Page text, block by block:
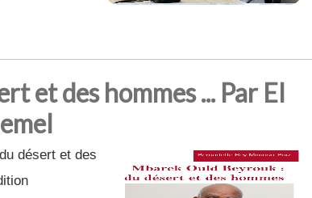
et des hommes ... Par El
désert et des